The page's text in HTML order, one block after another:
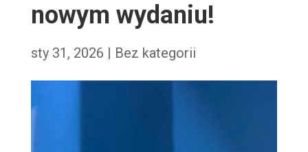
nowym wydaniu!
sty 31, 2026 | Bez kategorii